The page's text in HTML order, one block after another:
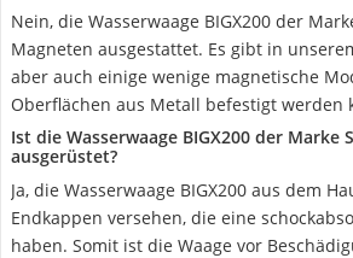
Nein, die Wasserwaage BIGX200 der
Magneten ausgestattet. Es gibt in
aber auch einige wenige magnetische
Oberflächen aus Metall befestigt werden
Ist die Wasserwaage BIGX200 der Marke
ausgerüstet?
Ja, die Wasserwaage BIGX200 aus dem
Endkappen versehen, die eine
haben. Somit ist die Waage vor